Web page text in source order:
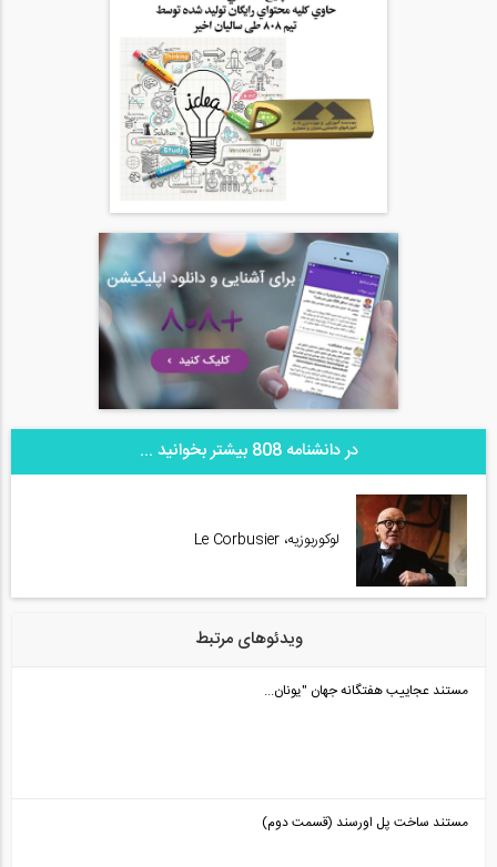
در دانشنامه 808 بیشتر بخوانید ...
لوکوربوزیه، Le Corbusier
ویدئوهای مرتبط
مستند عجاییب هفتگانه جهان "یونان...
مستند ساخت پل اورسند (قسمت دوم)